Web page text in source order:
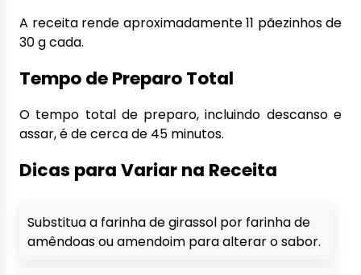
A receita rende aproximadamente 11 pãezinhos de
30 g cada.
Tempo de Preparo Total
O tempo total de preparo, incluindo descanso e
assar, é de cerca de 45 minutos.
Dicas para Variar na Receita
Substitua a farinha de girassol por farinha de
amêndoas ou amendoim para alterar o sabor.